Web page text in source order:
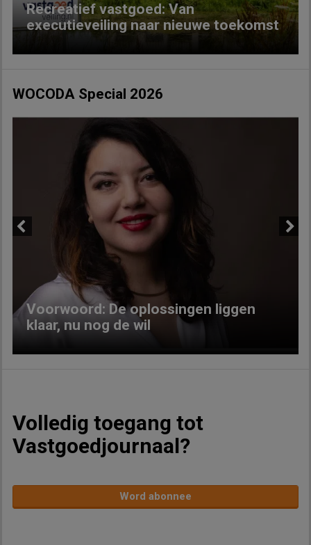
Recreatief vastgoed: Van
executieveiling naar nieuwe toekomst
WOCODA Special 2026
Voorwoord: De oplossingen liggen
klaar, nu nog de wil
Volledig toegang tot
Vastgoedjournaal?
Word abonnee